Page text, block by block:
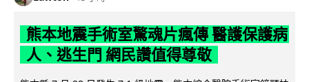
熊本地震手術室驚魂片瘋傳 醫護保護病
人、逃生門 網民讚值得尊敬